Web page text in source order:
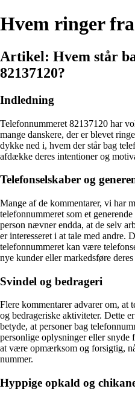
Hvem ringer fra
Artikel: Hvem står
82137120?
Indledning
Telefonnummeret 82137120 har
mange danskere, der er blevet
dykke ned i, hvem der står bag
afdække deres intentioner og
Telefonselskaber og
Mange af de kommentarer, vi har
telefonnummeret som et
person nævner endda, at de selv
er interesseret i at tale med andre.
telefonnummeret kan være
nye kunder eller markedsføre
Svindel og bedrageri
Flere kommentarer advarer om, at
og bedrageriske aktiviteter. Dette
betyde, at personer bag
personlige oplysninger eller
at være opmærksom og forsigtig,
nummer.
Hyppige opkald og